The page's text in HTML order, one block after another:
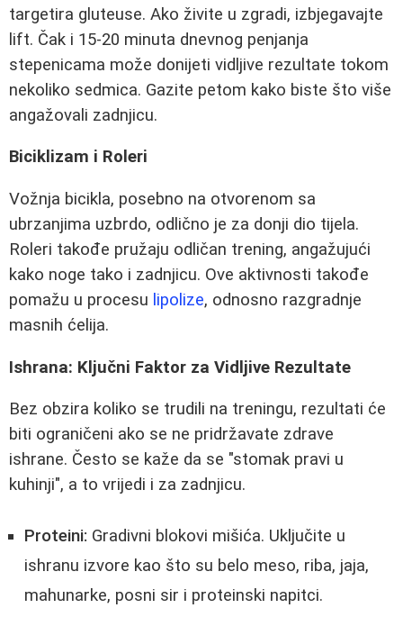
targetira gluteuse. Ako živite u zgradi, izbjegavajte
lift. Čak i 15-20 minuta dnevnog penjanja
stepenicama može donijeti vidljive rezultate tokom
nekoliko sedmica. Gazite petom kako biste što više
angažovali zadnjicu.
Biciklizam i Roleri
Vožnja bicikla, posebno na otvorenom sa
ubrzanjima uzbrdo, odlično je za donji dio tijela.
Roleri takođe pružaju odličan trening, angažujući
kako noge tako i zadnjicu. Ove aktivnosti takođe
pomažu u procesu lipolize, odnosno razgradnje
masnih ćelija.
Ishrana: Ključni Faktor za Vidljive Rezultate
Bez obzira koliko se trudili na treningu, rezultati će
biti ograničeni ako se ne pridržavate zdrave
ishrane. Često se kaže da se "stomak pravi u
kuhinji", a to vrijedi i za zadnjicu.
Proteini: Gradivni blokovi mišića. Uključite u
ishranu izvore kao što su belo meso, riba, jaja,
mahunarke, posni sir i proteinski napitci.